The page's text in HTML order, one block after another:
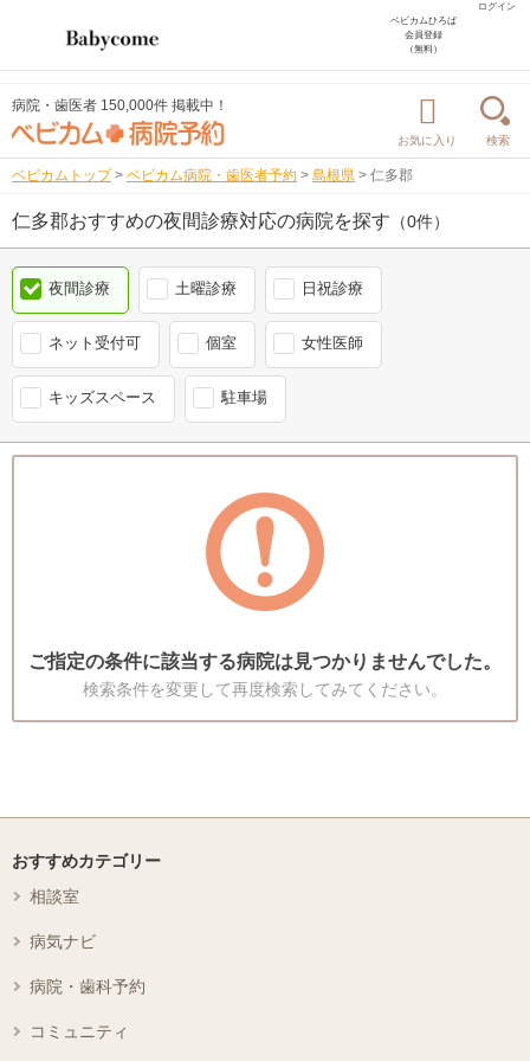
ログイン
ベビカムひろば
会員登録
（無料）
病院・歯医者 150,000件 掲載中！
お気に入り 検索
ベビカムトップ > ベビカム病院・歯医者予約 > 島根県 > 仁多郡
仁多郡おすすめの夜間診療対応の病院を探す （0件）
夜間診療 土曜診療 日祝診療
ネット受付可 個室 女性医師
キッズスペース 駐車場
ご指定の条件に該当する病院は見つかりませんでした。
検索条件を変更して再度検索してみてください。
おすすめカテゴリー
相談室
病気ナビ
病院・歯科予約
コミュニティ